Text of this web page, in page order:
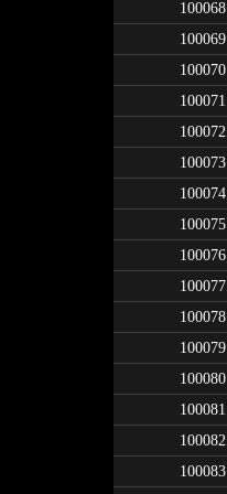
100068
100069
100070
100071
100072
100073
100074
100075
100076
100077
100078
100079
100080
100081
100082
100083